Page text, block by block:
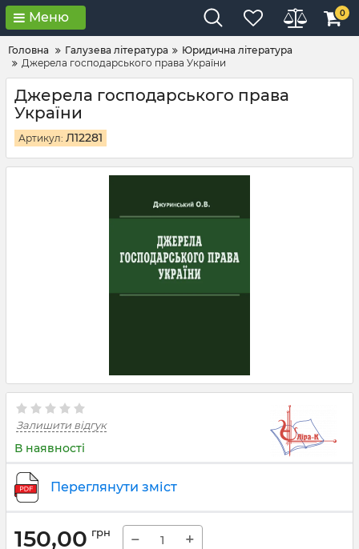
Меню 0
Головна Галузева література
Юридична література
Джерела господарського права України
Джерела господарського права
України
Артикул: Л12281
Залишити відгук
В наявності
Переглянути зміст
150,00 грн − +